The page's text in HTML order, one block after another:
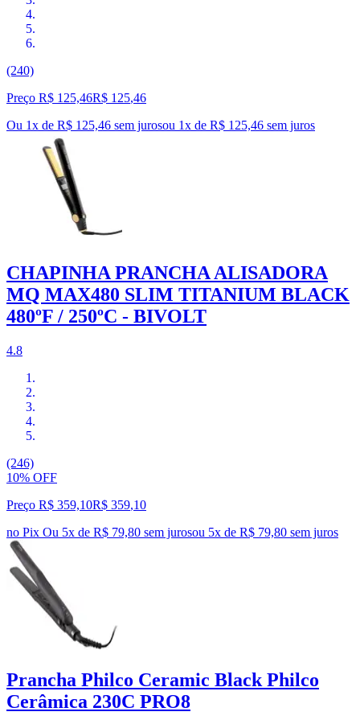
(240)
Preço R$ 125,46R$ 125,46
Ou 1x de R$ 125,46 sem jurosou 1x de R$ 125,46 sem juros
CHAPINHA PRANCHA ALISADORA
MQ MAX480 SLIM TITANIUM BLACK
480ºF / 250ºC - BIVOLT
4.8
(246)
10% OFF
Preço R$ 359,10R$ 359,10
no Pix Ou 5x de R$ 79,80 sem jurosou 5x de R$ 79,80 sem juros
Prancha Philco Ceramic Black Philco
Cerâmica 230C PRO8